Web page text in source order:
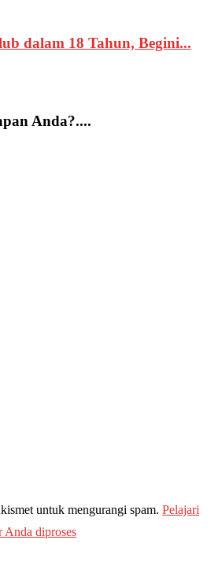
dalam 18 Tahun, Begini...
Anda?....
untuk mengurangi spam. Pelajari
Anda diproses